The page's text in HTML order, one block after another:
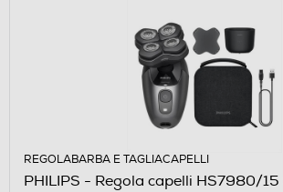
REGOLABARBA E TAGLIACAPELLI
PHILIPS - Regola capelli HS7980/